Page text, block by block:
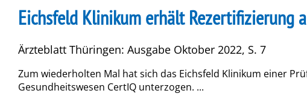
Eichsfeld Klinikum erhält Rezertifizierung
Ärzteblatt Thüringen: Ausgabe Oktober 2022, S. 7
Zum wiederholten Mal hat sich das Eichsfeld Klinikum einer
Gesundheitswesen CertIQ unterzogen. ...